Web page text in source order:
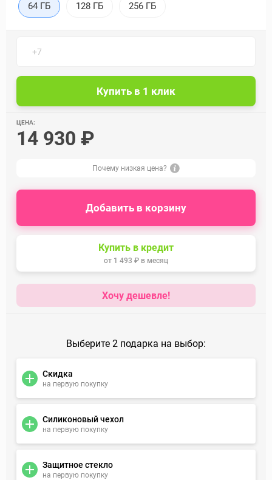
64 ГБ 128 ГБ 256 ГБ
ЦЕНА:
14 930 ₽
Почему низкая цена?
Добавить в корзину
Купить в кредит
от 1 493 ₽ в месяц
Хочу дешевле!
Выберите 2 подарка на выбор:
Скидка
на первую покупку
Силиконовый чехол
на первую покупку
Защитное стекло
на первую покупку